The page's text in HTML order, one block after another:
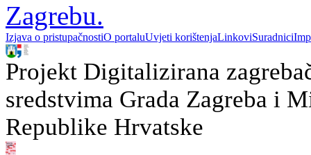
Zagrebu.
Izjava o pristupačnostiO portaluUvjeti korištenjaLinkoviSuradnici
Projekt Digitalizirana
sredstvima Grada Zagreba i
Republike Hrvatske